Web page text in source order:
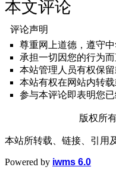
本文评论
评论声明
尊重网上道德，遵守
承担一切因您的行为
本站管理人员有权保
本站有权在网站内转
参与本评论即表明您
版权所
本站所转载、链接、引用
Powered by iwms 6.0